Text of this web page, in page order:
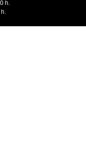
h.